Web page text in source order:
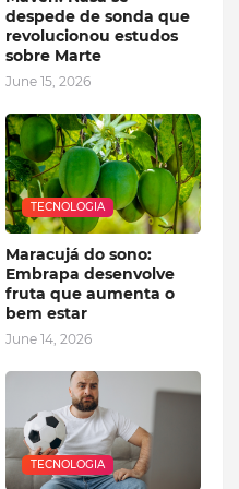
despede de sonda que
revolucionou estudos
sobre Marte
June 15, 2026
TECNOLOGIA
Maracujá do sono:
Embrapa desenvolve
fruta que aumenta o
bem estar
June 14, 2026
TECNOLOGIA